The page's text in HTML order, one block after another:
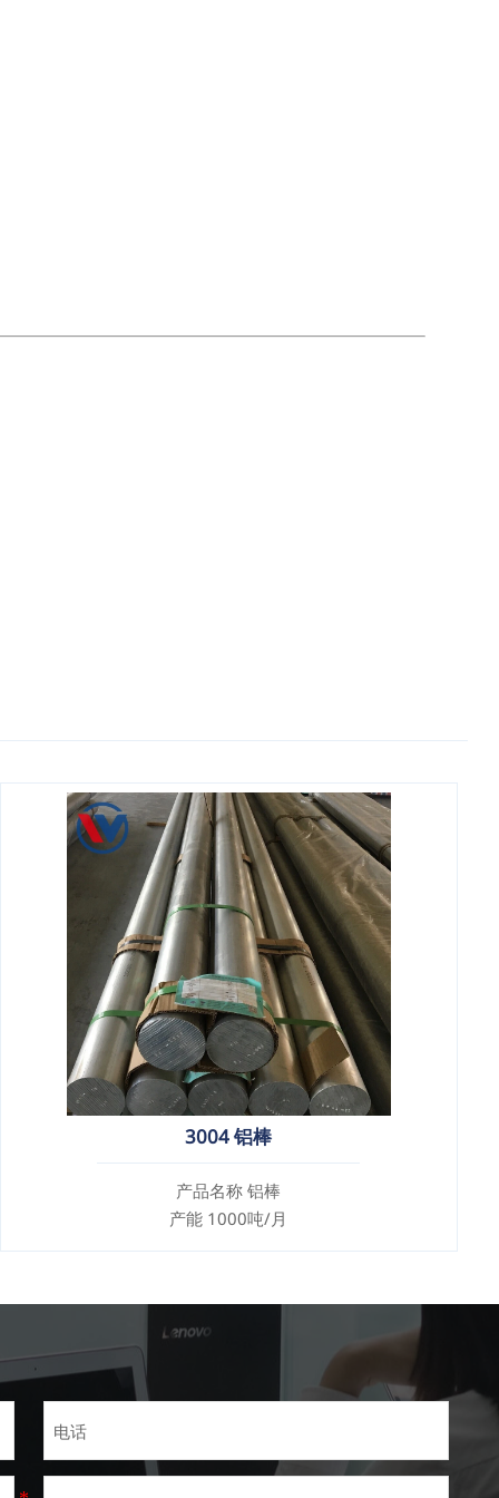
3004 铝棒
产品名称 铝棒
产能 1000吨/月